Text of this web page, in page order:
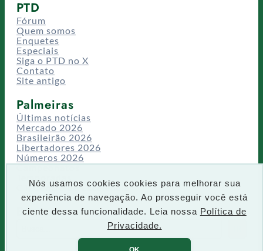
Nós usamos cookies cookies para melhorar sua
experiência de navegação. Ao prosseguir você está
ciente dessa funcionalidade. Leia nossa Política de
Privacidade.
PTD
Fórum
Quem somos
Enquetes
Especiais
Siga o PTD no X
Contato
Site antigo
Palmeiras
Últimas notícias
Mercado 2026
Brasileirão 2026
Libertadores 2026
Números 2026
Campeonatos
Temporadas
CT/Centro de Excelência
Busca
P
e